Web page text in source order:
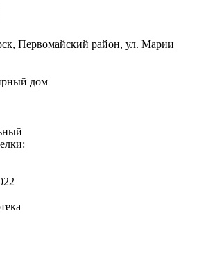
Первомайский район, ул. Марии
дом